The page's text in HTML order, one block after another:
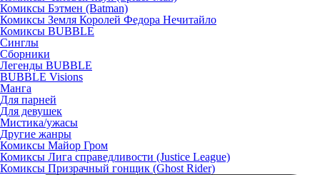
Комиксы Бэтмен (Batman)
Комиксы Земля Королей Федора Нечитайло
Комиксы BUBBLE
Синглы
Сборники
Легенды BUBBLE
BUBBLE Visions
Манга
Для парней
Для девушек
Мистика/ужасы
Другие жанры
Комиксы Майор Гром
Комиксы Лига справедливости (Justice League)
Комиксы Призрачный гонщик (Ghost Rider)